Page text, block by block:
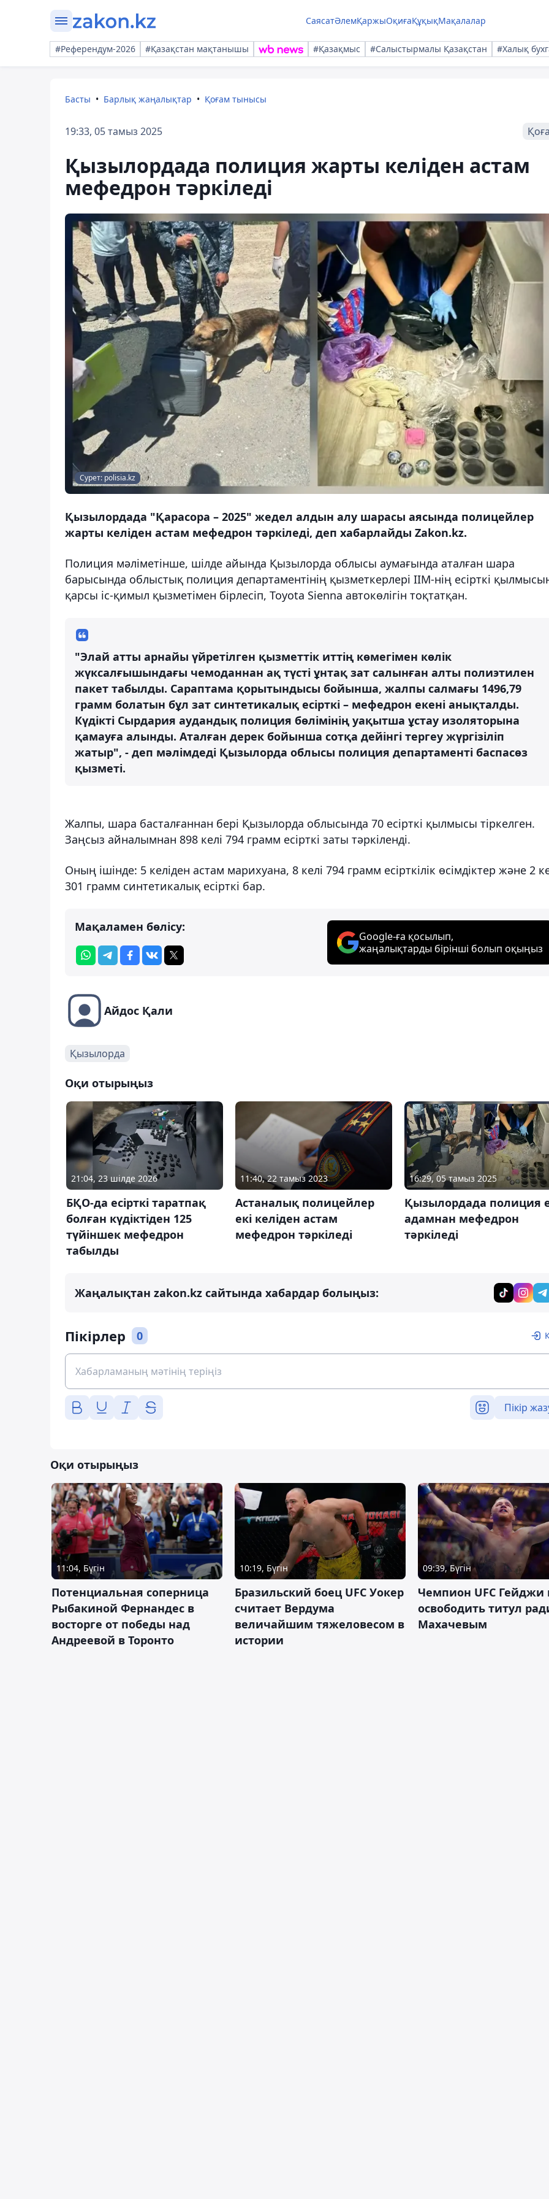
СаясатӘлемҚаржыОқиғаҚұқықМақалалар
#Референдум-2026 #Қазақстан мақтанышы #Қазақмыс #Салыстырмалы Қазақстан #Халық
Басты Барлық жаңалықтар Қоғам тынысы
19:33, 05 тамыз 2025
Қызылордада полиция жарты келіден астам
мефедрон тәркіледі
Сурет: polisia.kz
Қызылордада "Қарасора – 2025" жедел алдын алу шарасы аясында полицейлер
жарты келіден астам мефедрон тәркіледі, деп хабарлайды Zakon.kz.
Полиция мәліметінше, шілде айында Қызылорда облысы аумағында аталған шара
барысында облыстық полиция департаментінің қызметкерлері ІІМ-нің есірткі
қарсы іс-қимыл қызметімен бірлесіп, Toyota Sienna автокөлігін тоқтатқан.
"Элай атты арнайы үйретілген қызметтік иттің көмегімен көлік
жүксалғышындағы чемоданнан ақ түсті ұнтақ зат салынған алты полиэтилен
пакет табылды. Сараптама қорытындысы бойынша, жалпы салмағы 1496,79
грамм болатын бұл зат синтетикалық есірткі – мефедрон екені анықталды.
Күдікті Сырдария аудандық полиция бөлімінің уақытша ұстау изоляторына
қамауға алынды. Аталған дерек бойынша сотқа дейінгі тергеу жүргізіліп
жатыр", - деп мәлімдеді Қызылорда облысы полиция департаменті баспасөз
қызметі.
Жалпы, шара басталғаннан бері Қызылорда облысында 70 есірткі қылмысы тіркелген.
Заңсыз айналымнан 898 келі 794 грамм есірткі заты тәркіленді.
Оның ішінде: 5 келіден астам марихуана, 8 келі 794 грамм есірткілік өсімдіктер және 2
301 грамм синтетикалық есірткі бар.
Мақаламен бөлісу:
Google-ға қосылып,
жаңалықтарды бірінші болып оқыңыз
Айдос Қали
Қызылорда
Оқи отырыңыз
21:04, 23 шілде 2026
БҚО-да есірткі таратпақ
болған күдіктіден 125
түйіншек мефедрон
табылды
11:40, 22 тамыз 2023
Астаналық полицейлер
екі келіден астам
мефедрон тәркіледі
16:29, 05 тамыз 2025
Қызылордада полиция
адамнан мефедрон
тәркіледі
Жаңалықтан zakon.kz сайтында хабардар болыңыз:
Пікірлер 0
Пікір
Оқи отырыңыз
11:04, Бүгін
Потенциальная соперница
Рыбакиной Фернандес в
восторге от победы над
Андреевой в Торонто
10:19, Бүгін
Бразильский боец UFC Уокер
считает Вердума
величайшим тяжеловесом в
истории
09:39, Бүгін
Чемпион UFC
освободить титул
Махачевым